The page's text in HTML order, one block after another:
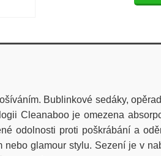
Bublinkové sedáky,
Cleanaboo je omezena
odolnosti proti poškrábání a
glamour stylu. Sezení je v